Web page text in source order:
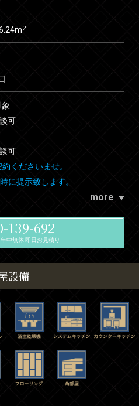
2
可
可
くださいませ。
に提示致します。
more
139-692
中無休 即日お見積り
設備